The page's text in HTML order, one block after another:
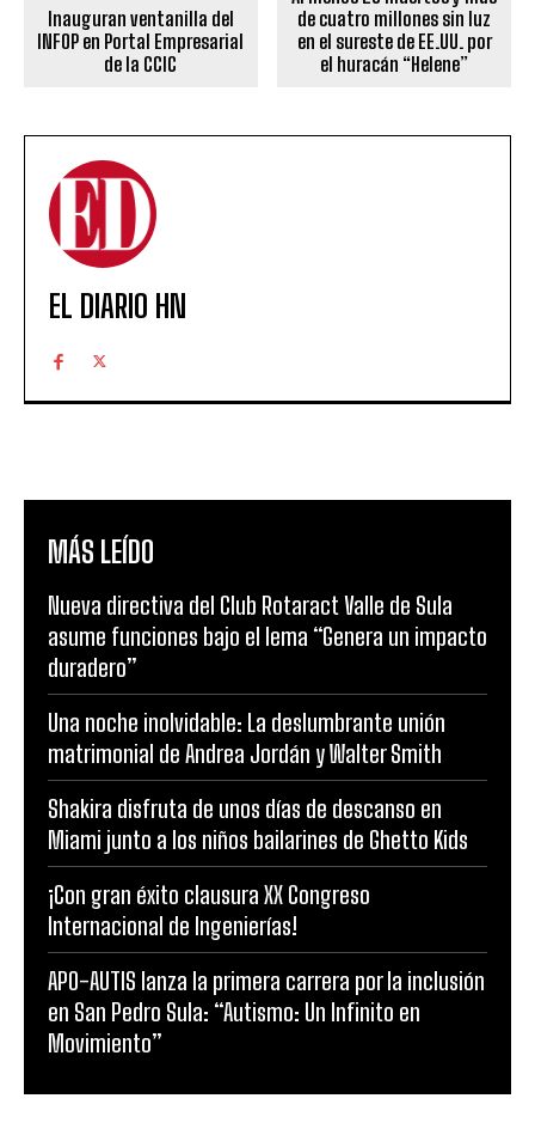
Inauguran ventanilla del
INFOP en Portal Empresarial
de la CCIC
de cuatro millones sin luz
en el sureste de EE.UU. por
el huracán “Helene”
EL DIARIO HN
MÁS LEÍDO
Nueva directiva del Club Rotaract Valle de Sula
asume funciones bajo el lema “Genera un impacto
duradero”
Una noche inolvidable: La deslumbrante unión
matrimonial de Andrea Jordán y Walter Smith
Shakira disfruta de unos días de descanso en
Miami junto a los niños bailarines de Ghetto Kids
¡Con gran éxito clausura XX Congreso
Internacional de Ingenierías!
APO-AUTIS lanza la primera carrera por la inclusión
en San Pedro Sula: “Autismo: Un Infinito en
Movimiento”